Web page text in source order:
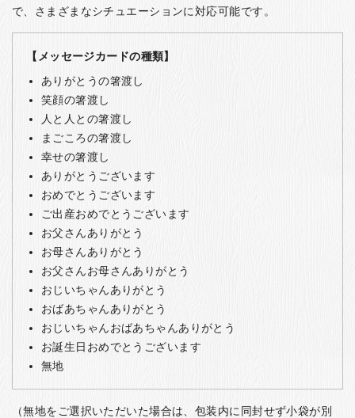
で、さまざまなシチュエーションに対応可能です。
【メッセージカードの種類】
ありがとうの箸渡し
笑顔の箸渡し
人と人との箸渡し
まごころの箸渡し
幸せの箸渡し
ありがとうございます
おめでとうございます
ご出産おめでとうございます
お父さんありがとう
お母さんありがとう
お父さんお母さんありがとう
おじいちゃんありがとう
おばあちゃんありがとう
おじいちゃんおばあちゃんありがとう
お誕生日おめでとうございます
無地
（無地をご選択いただいた場合は、包装内に同封せず小袋が別